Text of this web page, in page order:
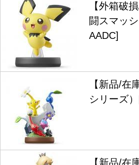
【外箱破
闘スマッ
AADC]
【新品/在
シリーズ
【新品/在